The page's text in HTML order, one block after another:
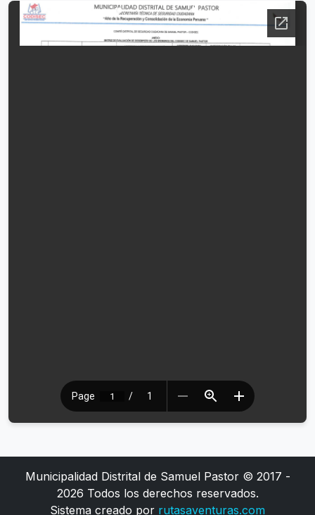
Municipalidad Distrital de Samuel Pastor © 2017 -
2026 Todos los derechos reservados.
Sistema creado por rutasaventuras.com